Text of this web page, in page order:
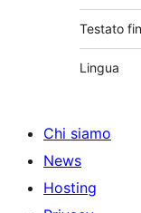
Testato
Lingua
Chi siamo
News
Hosting